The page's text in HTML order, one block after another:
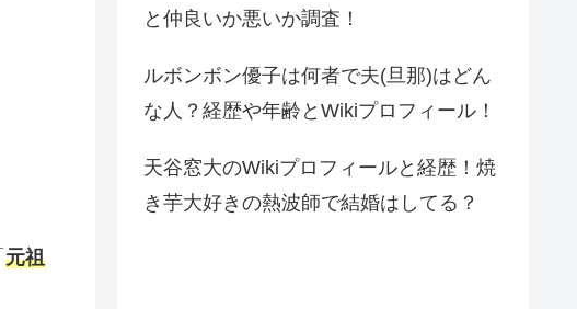
元祖
と仲良いか悪いか調査！
ルボンボン優子は何者で夫(旦那)はどん
な人？経歴や年齢とWikiプロフィール！
天谷窓大のWikiプロフィールと経歴！焼
き芋大好きの熱波師で結婚はしてる？